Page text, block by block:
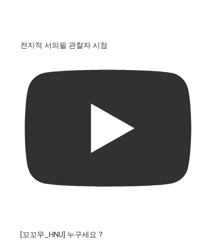
전지적 서의필 관찰자 시점
[꼬꼬무_HNU] 누구세요 ?